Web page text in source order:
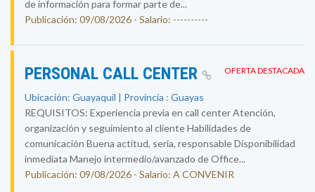
de información para formar parte de...
Publicación: 09/08/2026 - Salario: ----------
OFERTA DESTACADA
PERSONAL CALL CENTER
Ubicación: Guayaquil | Provincia : Guayas
REQUISITOS: Experiencia previa en call center Atención,
organización y seguimiento al cliente Habilidades de
comunicación Buena actitud, seria, responsable Disponibilidad
inmediata Manejo intermedio/avanzado de Office...
Publicación: 09/08/2026 - Salario: A CONVENIR